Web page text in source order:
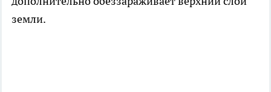
земли.